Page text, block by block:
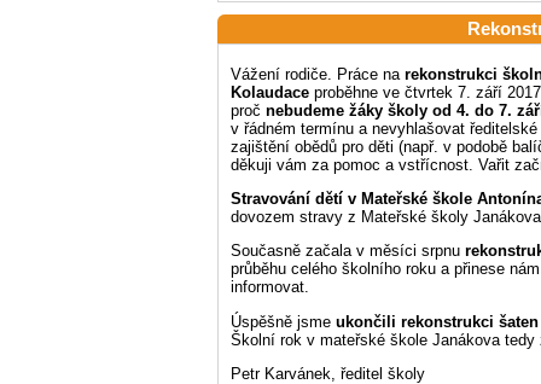
Vážení rodiče. Práce na rekonstrukci
Kolaudace proběhne ve čtvrtek 7. září
proč nebudeme žáky školy od 4. do 7.
v řádném termínu a nevyhlašovat
zajištění obědů pro děti (např. v podobě
děkuji vám za pomoc a vstřícnost. Vařit
Stravování dětí v Mateřské škole
dovozem stravy z Mateřské školy
Současně začala v měsíci srpnu
průběhu celého školního roku a přinese
informovat.
Úspěšně jsme ukončili rekonstrukci
Školní rok v mateřské škole Janákova
Petr Karvánek, ředitel školy